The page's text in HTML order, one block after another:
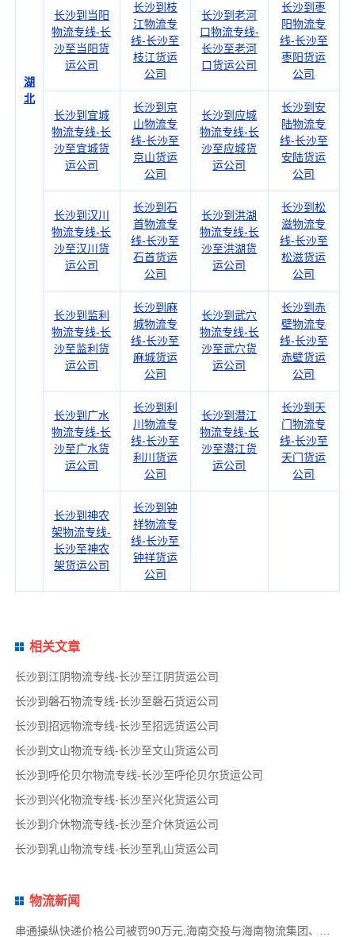
湖
北
长沙到当阳
物流专线-长
沙至当阳货
运公司
长沙到枝
江物流专
线-长沙至
枝江货运
公司
长沙到老河
口物流专线-
长沙至老河
口货运公司
长沙到枣
阳物流专
线-长沙至
枣阳货运
公司
长沙到宜城
物流专线-长
沙至宜城货
运公司
长沙到京
山物流专
线-长沙至
京山货运
公司
长沙到应城
物流专线-长
沙至应城货
运公司
长沙到安
陆物流专
线-长沙至
安陆货运
公司
长沙到汉川
物流专线-长
沙至汉川货
运公司
长沙到石
首物流专
线-长沙至
石首货运
公司
长沙到洪湖
物流专线-长
沙至洪湖货
运公司
长沙到松
滋物流专
线-长沙至
松滋货运
公司
长沙到监利
物流专线-长
沙至监利货
运公司
长沙到麻
城物流专
线-长沙至
麻城货运
公司
长沙到武穴
物流专线-长
沙至武穴货
运公司
长沙到赤
壁物流专
线-长沙至
赤壁货运
公司
长沙到广水
物流专线-长
沙至广水货
运公司
长沙到利
川物流专
线-长沙至
利川货运
公司
长沙到潜江
物流专线-长
沙至潜江货
运公司
长沙到天
门物流专
线-长沙至
天门货运
公司
长沙到神农
架物流专线-
长沙至神农
架货运公司
长沙到钟
祥物流专
线-长沙至
钟祥货运
公司
相关文章
长沙到江阴物流专线-长沙至江阴货运公司
长沙到磐石物流专线-长沙至磐石货运公司
长沙到招远物流专线-长沙至招远货运公司
长沙到文山物流专线-长沙至文山货运公司
长沙到呼伦贝尔物流专线-长沙至呼伦贝尔货运公司
长沙到兴化物流专线-长沙至兴化货运公司
长沙到介休物流专线-长沙至介休货运公司
长沙到乳山物流专线-长沙至乳山货运公司
物流新闻